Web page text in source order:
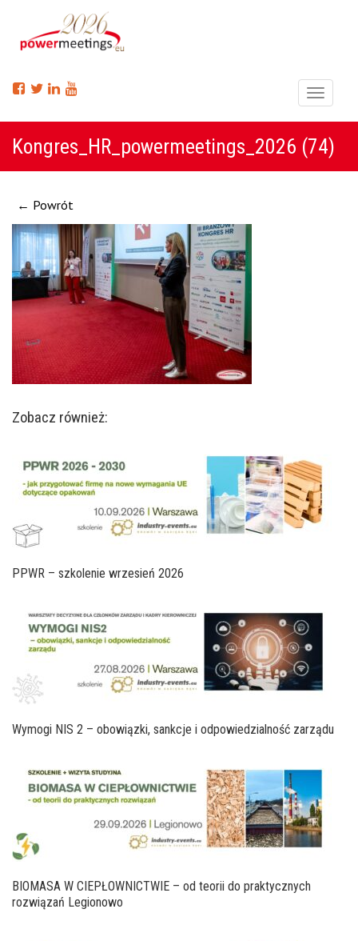
Menu
Kongres_HR_powermeetings_2026 (74)
← Powrót
Zobacz również:
PPWR – szkolenie wrzesień 2026
Wymogi NIS 2 – obowiązki, sankcje i odpowiedzialność zarządu
BIOMASA W CIEPŁOWNICTWIE – od teorii do praktycznych
rozwiązań Legionowo